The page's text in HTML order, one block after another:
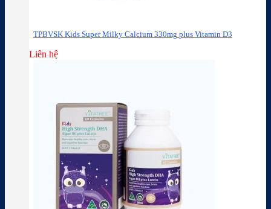
TPBVSK Kids Super Milky Calcium 330mg plus Vitamin D3
Liên hệ